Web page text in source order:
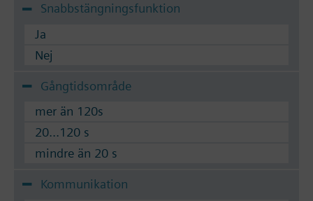
Snabbstängningsfunktion
Ja
Nej
Gångtidsområde
mer än 120s
20...120 s
mindre än 20 s
Kommunikation